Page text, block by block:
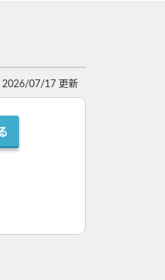
2026/07/17 更新